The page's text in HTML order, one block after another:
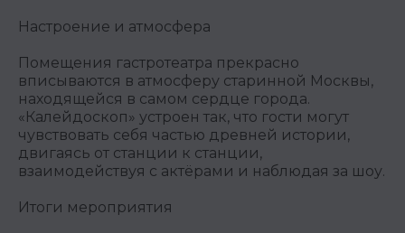
Настроение и атмосфера
Помещения гастротеатра прекрасно
вписываются в атмосферу старинной Москвы,
находящейся в самом сердце города.
«Калейдоскоп» устроен так, что гости могут
чувствовать себя частью древней истории,
двигаясь от станции к станции,
взаимодействуя с актёрами и наблюдая за шоу.
Итоги мероприятия